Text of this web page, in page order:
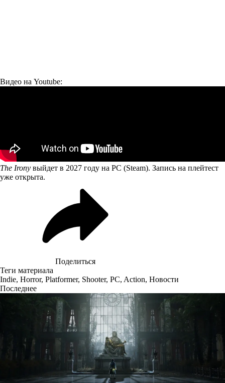
Видео на Youtube:
The Irony выйдет в 2027 году на PC (Steam). Запись на плейтест
уже открыта.
Поделиться
Теги материала
Indie, Horror, Platformer, Shooter, PC, Action, Новости
Последнее